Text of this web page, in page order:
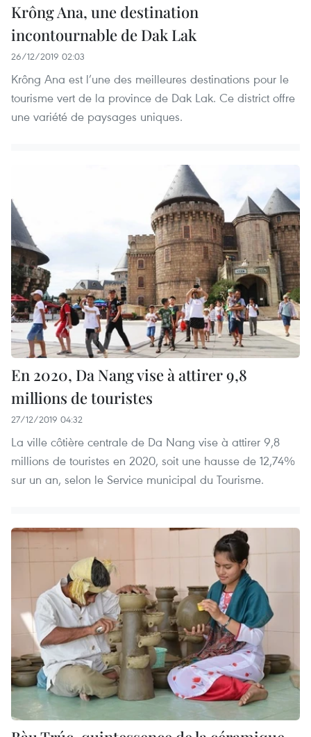
Krông Ana, une destination
incontournable de Dak Lak
26/12/2019 02:03
Krông Ana est l’une des meilleures destinations pour le
tourisme vert de la province de Dak Lak. Ce district offre
une variété de paysages uniques.
En 2020, Da Nang vise à attirer 9,8
millions de touristes
27/12/2019 04:32
La ville côtière centrale de Da Nang vise à attirer 9,8
millions de touristes en 2020, soit une hausse de 12,74%
sur un an, selon le Service municipal du Tourisme.